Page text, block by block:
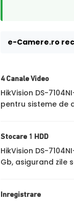
e-Camere.ro
4 Canale Video
HikVision DS-
pentru sisteme de
Stocare 1 HDD
HikVision DS-
Gb, asigurand zile
Inregistrare